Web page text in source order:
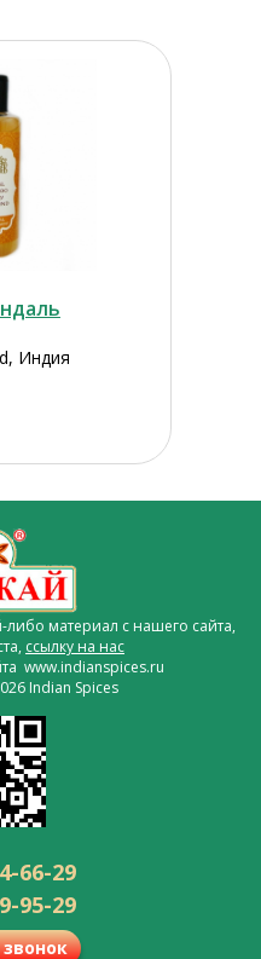
Индия
либо материал с нашего сайта,
ссылку на нас
www.indianspices.ru
Indian Spices
66-29
95-29